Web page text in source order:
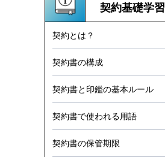
契約基礎学
契約とは？
契約書の構成
契約書と印鑑の基本ルール
契約書で使われる用語
契約書の保管期限